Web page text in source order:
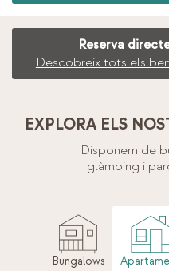
Reserva
Descobreix tots els
EXPLORA ELS
Disponem de
glàmping i
Bungalows